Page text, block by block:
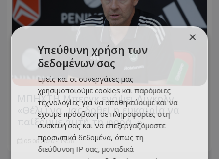
ΜΠΗΧΤΗ Μπεργκ ενόψει Λίνκολν:
«Θέλω να μας δοθεί η ευκαιρία να
παίξουμε αυτή τη φορά...»
05.08.2026 - 19:38
×
Υπεύθυνη χρήση των
δεδομένων σας
Εμείς και οι συνεργάτες μας
χρησιμοποιούμε cookies και παρόμοιες
τεχνολογίες για να αποθηκεύουμε και να
έχουμε πρόσβαση σε πληροφορίες στη
συσκευή σας και να επεξεργαζόμαστε
προσωπικά δεδομένα, όπως τη
διεύθυνση IP σας, μοναδικά